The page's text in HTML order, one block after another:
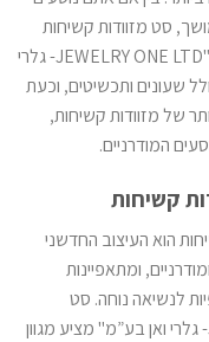
סט מזוודות קשיחות
מעניק לכם ביטחון ועמידות לאורך זמן. חברת "JEWELRY ONE LTD- גלרי
שעונים ותכשיטים, וכעת
של מזוודות קשיחות,
המודרניים.
קשיחות
הוא העיצוב החדשני
ומתאפיינות
לנשיאה נוחה. סט
מזוודות קשיחות מבית "JEWELRY ONE LTD- גלרי ואן בע”מ" מציע מגוון